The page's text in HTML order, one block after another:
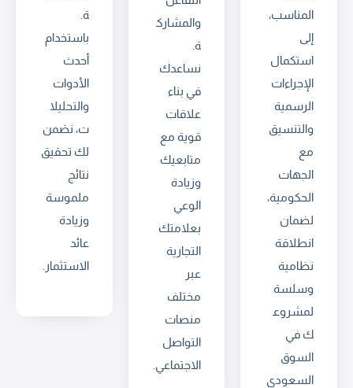
المناسب،
إلى
استكمال
الإجراءات
الرسمية
والتنسيق
مع
الجهات
الحكومية،
لضمان
انطلاقة
نظامية
وسلسة
لمشروع
ك في
السوق
السعودي
والمشارك
ة.
نساعدك
في بناء
علاقات
قوية مع
متابعيك
وزيادة
الوعي
بعلامتك
التجارية
عبر
مختلف
منصات
التواصل
الاجتماعي.
ة.
باستخدام
أحدث
الأدوات
والتحليلا
ت، نضمن
لك تحقيق
نتائج
ملموسة
وزيادة
عائد
الاستثمار.